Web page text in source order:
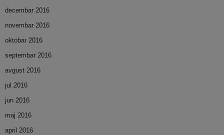
decembar 2016
novembar 2016
oktobar 2016
septembar 2016
avgust 2016
jul 2016
jun 2016
maj 2016
april 2016